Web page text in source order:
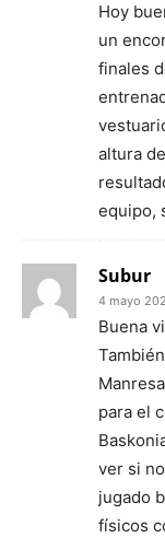
Hoy
un
finales
altura
equipo,
Subur
4 mayo
Buena
para el
ver si
jugado
físicos